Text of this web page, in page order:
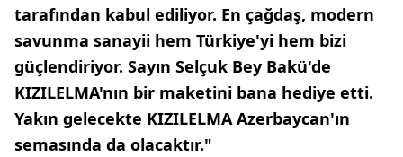
tarafından kabul ediliyor. En çağdaş, modern
savunma sanayii hem Türkiye'yi hem bizi
güçlendiriyor. Sayın Selçuk Bey Bakü'de
KIZILELMA'nın bir maketini bana hediye etti.
Yakın gelecekte KIZILELMA Azerbaycan'ın
semasında da olacaktır."